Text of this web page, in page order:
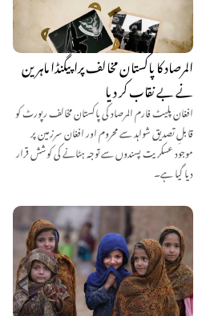
المرصاد کا پاکستان مخالف پراپیگنڈا ماہرین
نے بے نقاب کر دیا
افغان پلیٹ فارم المرصاد کی پاکستان مخالف رپورٹ کو
قابلِ تصدیق شواہد سے محروم اور افغان سرزمین پر
موجود عسکریت پسندوں سے توجہ ہٹانے کی کوشش قرار
دیا گیا ہے۔